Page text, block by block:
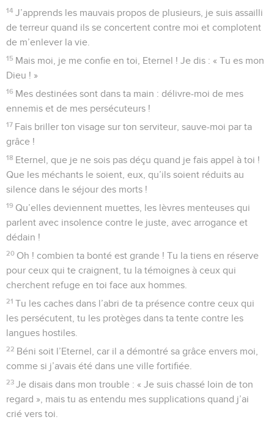
14 J’apprends les mauvais propos de plusieurs, je suis assailli
de terreur quand ils se concertent contre moi et complotent
de m’enlever la vie.
15 Mais moi, je me confie en toi, Eternel ! Je dis : « Tu es mon
Dieu ! »
16 Mes destinées sont dans ta main : délivre-moi de mes
ennemis et de mes persécuteurs !
17 Fais briller ton visage sur ton serviteur, sauve-moi par ta
grâce !
18 Eternel, que je ne sois pas déçu quand je fais appel à toi !
Que les méchants le soient, eux, qu’ils soient réduits au
silence dans le séjour des morts !
19 Qu’elles deviennent muettes, les lèvres menteuses qui
parlent avec insolence contre le juste, avec arrogance et
dédain !
20 Oh ! combien ta bonté est grande ! Tu la tiens en réserve
pour ceux qui te craignent, tu la témoignes à ceux qui
cherchent refuge en toi face aux hommes.
21 Tu les caches dans l’abri de ta présence contre ceux qui
les persécutent, tu les protèges dans ta tente contre les
langues hostiles.
22 Béni soit l’Eternel, car il a démontré sa grâce envers moi,
comme si j’avais été dans une ville fortifiée.
23 Je disais dans mon trouble : « Je suis chassé loin de ton
regard », mais tu as entendu mes supplications quand j’ai
crié vers toi.